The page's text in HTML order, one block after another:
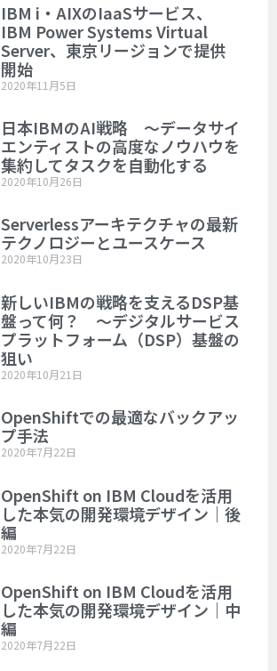
IBM i・AIXのIaaSサービス、
IBM Power Systems Virtual
Server、東京リージョンで提供
開始
2020年11月5日
日本IBMのAI戦略 ～データサイ
エンティストの高度なノウハウを
集約してタスクを自動化する
2020年10月26日
Serverlessアーキテクチャの最新
テクノロジーとユースケース
2020年10月23日
新しいIBMの戦略を支えるDSP基
盤って何？ ～デジタルサービス
プラットフォーム（DSP）基盤の
狙い
2020年10月21日
OpenShiftでの最適なバックアッ
プ手法
2020年7月22日
OpenShift on IBM Cloudを活用
した本気の開発環境デザイン｜後
編
2020年7月22日
OpenShift on IBM Cloudを活用
した本気の開発環境デザイン｜中
編
2020年7月22日